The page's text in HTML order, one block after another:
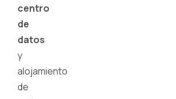
centro
de
datos
y
alojamiento
de